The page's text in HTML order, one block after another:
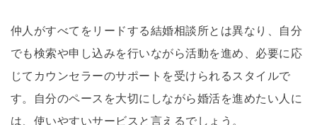
仲人がすべてをリードする結婚相談所とは異なり、自分
でも検索や申し込みを行いながら活動を進め、必要に応
じてカウンセラーのサポートを受けられるスタイルで
す。自分のペースを大切にしながら婚活を進めたい人に
は、使いやすいサービスと言えるでしょう。